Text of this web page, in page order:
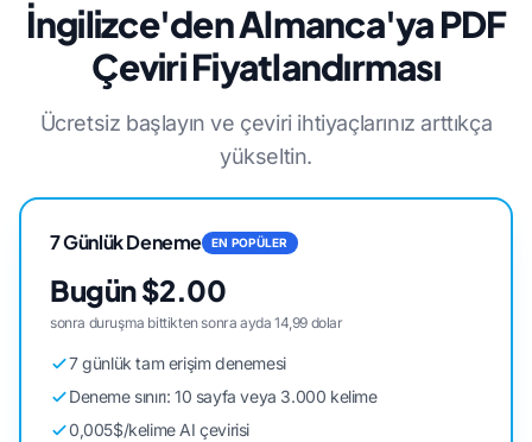
İngilizce'den Almanca'ya PDF
Çeviri Fiyatlandırması
Ücretsiz başlayın ve çeviri ihtiyaçlarınız arttıkça
yükseltin.
7 Günlük Deneme EN POPÜLER
Bugün $2.00
sonra duruşma bittikten sonra ayda 14,99 dolar
7 günlük tam erişim denemesi
Deneme sınırı: 10 sayfa veya 3.000 kelime
0,005$/kelime AI çevirisi